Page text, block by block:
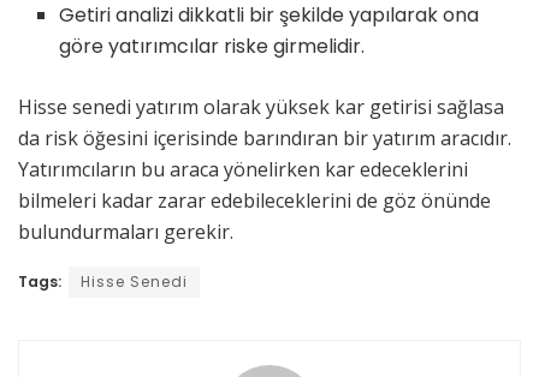
Getiri analizi dikkatli bir şekilde yapılarak ona
göre yatırımcılar riske girmelidir.
Hisse senedi yatırım olarak yüksek kar getirisi sağlasa
da risk öğesini içerisinde barındıran bir yatırım aracıdır.
Yatırımcıların bu araca yönelirken kar edeceklerini
bilmeleri kadar zarar edebileceklerini de göz önünde
bulundurmaları gerekir.
Tags: Hisse Senedi